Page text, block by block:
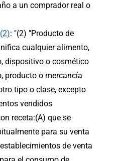
a un comprador real o
: "(2) "Producto de
cualquier alimento,
dispositivo o cosmético
producto o mercancía
tipo o clase, excepto
vendidos
receta:(A) que se
para su venta
de venta